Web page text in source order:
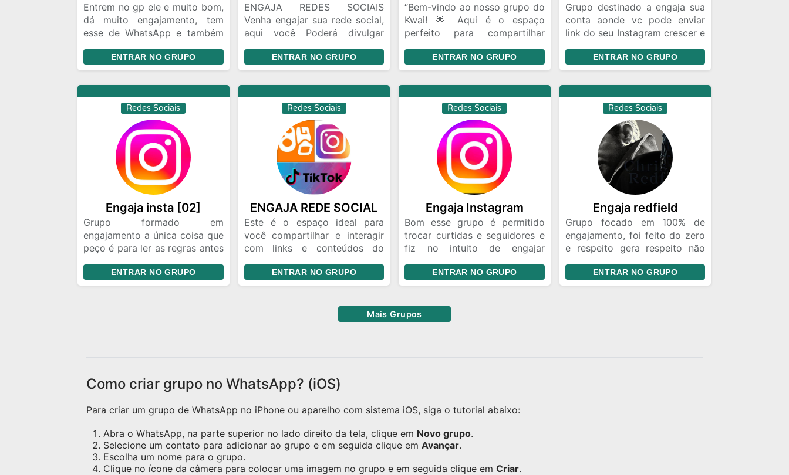
Entrem no gp ele e muito bom,
dá muito engajamento, tem
esse de WhatsApp e também
ENTRAR NO GRUPO
ENGAJA REDES SOCIAIS
Venha engajar sua rede social,
aqui você Poderá divulgar
trabalho a vontade, obtenha
mulheres de seguidores e
inscritos em qualquer rede
social
ENTRAR NO GRUPO
“Bem-vindo ao nosso grupo do
Kwai! 🌟 Aqui é o espaço
perfeito para compartilhar
criativas, desafios e muito
mais. Mostre seu talento,
descubra novas tendências e
conecte-se com pessoas
incríveis. Respeito e diversão
são as nossas regras
principais. Vamos juntos
crescer e brilhar no Kwai!“
ENTRAR NO GRUPO
Grupo destinado a engaja sua
conta aonde vc pode enviar
link do seu Instagram crescer e
recíprocoENTRAR NO GRUPO
Redes Sociais
Engaja insta [02]
Grupo formado em
engajamento a única coisa que
peço é para ler as regras antes
ENTRAR NO GRUPO
Redes Sociais
ENGAJA REDE SOCIAL
Este é o espaço ideal para
você compartilhar e interagir
com links e conteúdos do
**Instagram**. Siga as regras
para manter o ambiente
Somente links das plataformas
TikTok, Kwai e Instagram são
diretrizes. - Evite spam,
repetições e mantenha o
Proibido vender contas,
curtidas, seguidores ou
comentários.
ENTRAR NO GRUPO
Redes Sociais
Engaja Instagram
Bom esse grupo é permitido
trocar curtidas e seguidores e
fiz no intuito de engajar
com todos neste grupo
ENTRAR NO GRUPO
Redes Sociais
Engaja redfield
Grupo focado em 100% de
engajamento, foi feito do zero
e respeito gera respeito não
que respeita os membros e
administradores do grupo
ENTRAR NO GRUPO
Mais Grupos
Como criar grupo no WhatsApp? (iOS)
Para criar um grupo de WhatsApp no iPhone ou aparelho com sistema iOS, siga o tutorial abaixo:
Abra o WhatsApp, na parte superior no lado direito da tela, clique em Novo grupo.
Selecione um contato para adicionar ao grupo e em seguida clique em Avançar.
Escolha um nome para o grupo.
Clique no ícone da câmera para colocar uma imagem no grupo e em seguida clique em Criar.